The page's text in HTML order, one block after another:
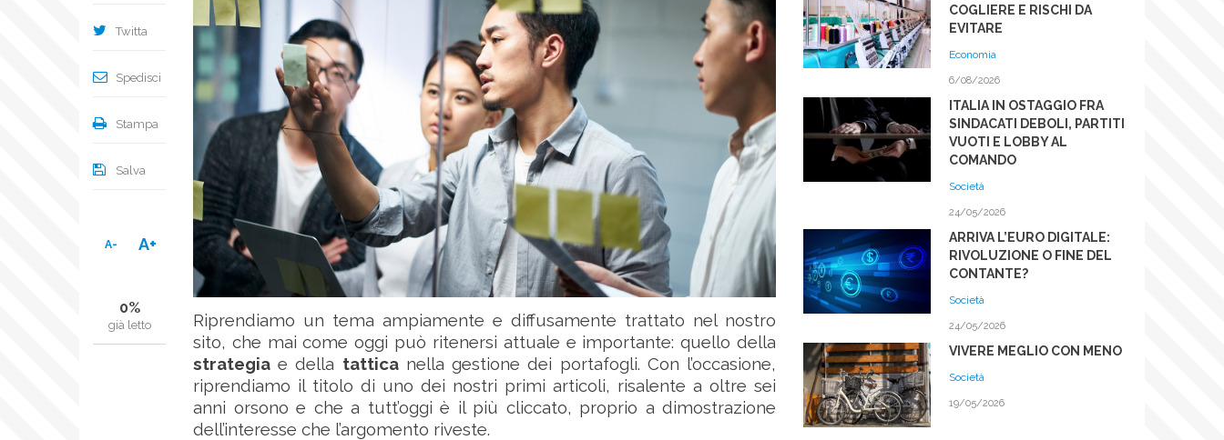
Twitta
Spedisci
Stampa
Salva
A- A+
0%
già letto
Riprendiamo un tema ampiamente e diffusamente trattato nel nostro
sito, che mai come oggi può ritenersi attuale e importante: quello della
strategia e della tatticanella gestione dei portafogli. Con l’occasione,
riprendiamo il titolo di uno dei nostri primi articoli, risalente a oltre sei
anni orsono e che a tutt’oggi è il più cliccato, proprio a dimostrazione
dell’interesse che l’argomento riveste.
COGLIERE E RISCHI DA
EVITARE
Economia
6/08/2026
ITALIA IN OSTAGGIO FRA
SINDACATI DEBOLI, PARTITI
VUOTI E LOBBY AL
COMANDO
Società
24/05/2026
ARRIVA L’EURO DIGITALE:
RIVOLUZIONE O FINE DEL
CONTANTE?
Società
24/05/2026
VIVERE MEGLIO CON MENO
Società
19/05/2026